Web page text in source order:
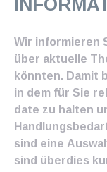
Wir informieren
über aktuelle
könnten. Damit
in dem für Sie
date zu halten
sind eine
sind überdies